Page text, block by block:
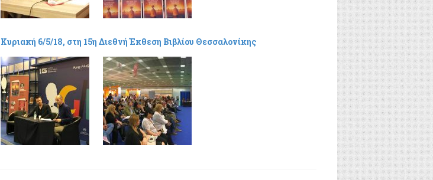
Κυριακή 6/5/18, στη 15η Διεθνή Έκθεση Βιβλίου Θεσσαλονίκης